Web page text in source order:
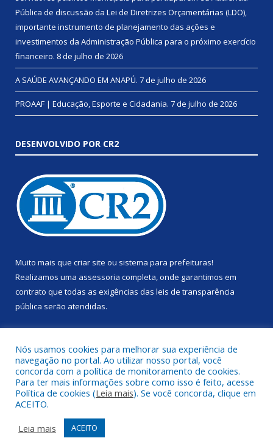
Pública de discussão da Lei de Diretrizes Orçamentárias (LDO),
importante instrumento de planejamento das ações e
investimentos da Administração Pública para o próximo exercício
financeiro. 8 de julho de 2026
A SAÚDE AVANÇANDO EM ANAPÚ. 7 de julho de 2026
PROAAF | Educação, Esporte e Cidadania. 7 de julho de 2026
DESENVOLVIDO POR CR2
Muito mais que criar site ou sistema para prefeituras!
Realizamos uma assessoria completa, onde garantimos em
contrato que todas as exigências das leis de transparência
pública serão atendidas.
Todos os direitos reservados a Prefeitura Municipal de Anapu.
Mapa do Site
Acessar Área Administrativa
Nós usamos cookies para melhorar sua experiência de
navegação no portal. Ao utilizar nosso portal, você
concorda com a política de monitoramento de cookies.
Para ter mais informações sobre como isso é feito, acesse
Política de cookies (Leia mais). Se você concorda, clique em
ACEITO.
Leia mais
ACEITO